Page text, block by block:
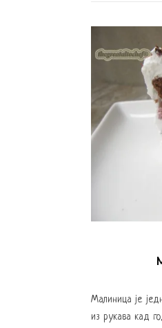
Малиница је
из рукава кад